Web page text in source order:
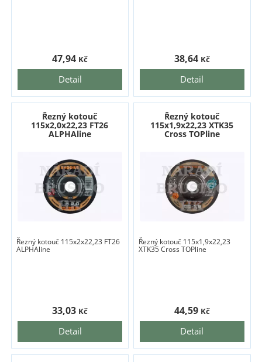
Detail
47,94 Kč
Detail
38,64 Kč
Řezný kotouč
115x2,0x22,23 FT26
ALPHAline
Řezný kotouč 115x2x22,23 FT26
ALPHAline
Detail
33,03 Kč
Řezný kotouč
115x1,9x22,23 XTK35
Cross TOPline
Řezný kotouč 115x1,9x22,23
XTK35 Cross TOPline
Detail
44,59 Kč